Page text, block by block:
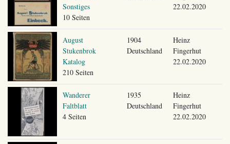
Sonstiges
10 Seiten
22.02.2020
August
Stukenbrok
Katalog
210 Seiten
1904
Deutschland
Heinz
Fingerhut
22.02.2020
Wanderer
Faltblatt
4 Seiten
1935
Deutschland
Heinz
Fingerhut
22.02.2020